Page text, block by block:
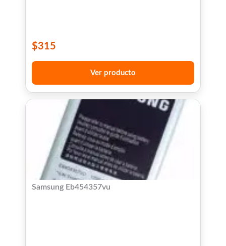
$315
Ver producto
Samsung Eb454357vu